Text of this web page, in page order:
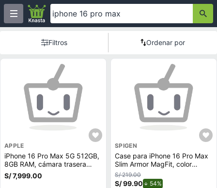
Filtros Ordenar por
APPLE
iPhone 16 Pro Max 5G 512GB,
8GB RAM, cámara trasera
48MP y frontal 12MP, 6.9"",
Natural-Titanium
S/ 7,999.00
SPIGEN
Case para iPhone 16 Pro Max
Slim Armor MagFit, color
gunmetal, doble capa de
protección, soporte MagSafe
S/ 219.00
S/ 99.90 54%